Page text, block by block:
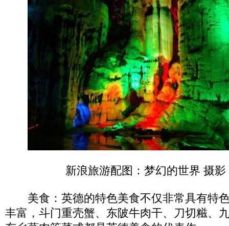
新浪旅游配图：梦幻的世界 摄
美食：英德的特色美食不仅非常具有特
丰富，斗门重壳蟹、东陂牛肉干、刀切糍、